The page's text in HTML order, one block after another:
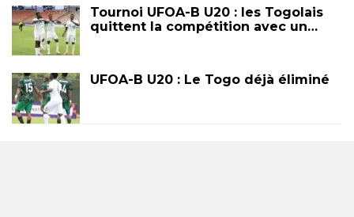
Tournoi UFOA-B U20 : les Togolais
quittent la compétition avec un…
UFOA-B U20 : Le Togo déjà éliminé